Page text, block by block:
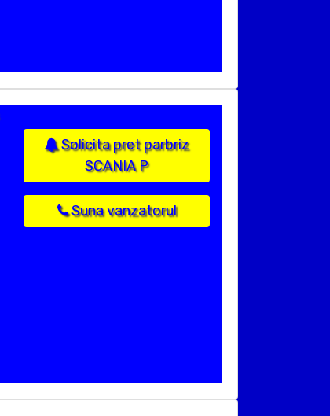
Solicita pret parbriz
SCANIA P
Suna vanzatorul